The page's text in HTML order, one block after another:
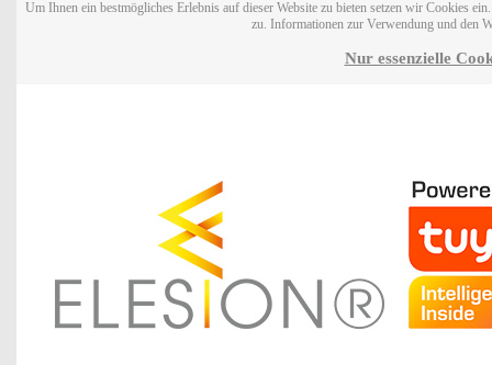
Um Ihnen ein bestmögliches Erlebnis auf dieser Website zu bieten setzen wir Cookies
zu. Informationen zur Verwendung und den
Nur essenzielle